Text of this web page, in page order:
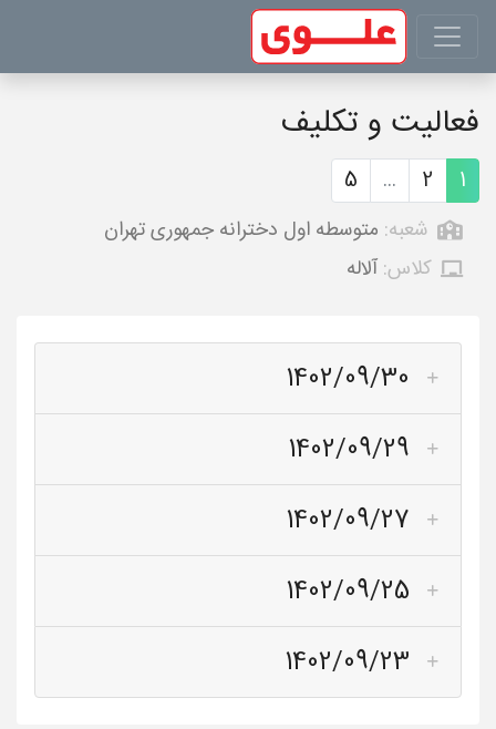
فعالیت و تکلیف
1
2
...
5
شعبه: متوسطه اول دخترانه جمهوری تهران
کلاس: آلاله
1402/09/30
1402/09/29
1402/09/27
1402/09/25
1402/09/23